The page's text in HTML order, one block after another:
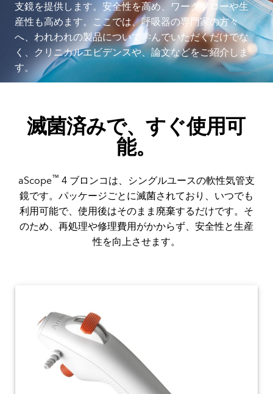
支鏡を提供します。安全性を高め、ワークフローや生
産性も高めます。ここでは、呼吸器の専門家の方々
へ、われわれの製品について学んでいただくだけでな
く、クリニカルエビデンスや、論文などをご紹介しま
す。
滅菌済みで、すぐ使用可
能。
aScope™ 4 ブロンコは、シングルユースの軟性気管支
鏡です。パッケージごとに滅菌されており、いつでも
利用可能で、使用後はそのまま廃棄するだけです。そ
のため、再処理や修理費用がかからず、安全性と生産
性を向上させます。